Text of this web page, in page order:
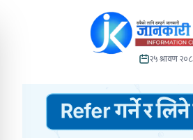
२५ श्रावण